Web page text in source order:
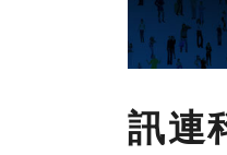
訊連